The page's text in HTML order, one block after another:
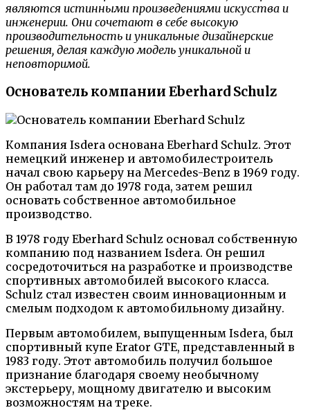
являются истинными произведениями искусства и
инженерии. Они сочетают в себе высокую
производительность и уникальные дизайнерские
решения, делая каждую модель уникальной и
неповторимой.
Основатель компании Eberhard Schulz
Компания Isdera основана Eberhard Schulz. Этот
немецкий инженер и автомобилестроитель
начал свою карьеру на Mercedes-Benz в 1969 году.
Он работал там до 1978 года, затем решил
основать собственное автомобильное
производство.
В 1978 году Eberhard Schulz основал собственную
компанию под названием Isdera. Он решил
сосредоточиться на разработке и производстве
спортивных автомобилей высокого класса.
Schulz стал известен своим инновационным и
смелым подходом к автомобильному дизайну.
Первым автомобилем, выпущенным Isdera, был
спортивный купе Erator GTE, представленный в
1983 году. Этот автомобиль получил большое
признание благодаря своему необычному
экстерьеру, мощному двигателю и высоким
возможностям на треке.